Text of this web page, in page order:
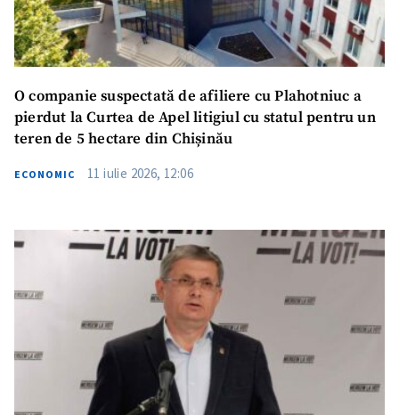
O companie suspectată de afiliere cu Plahotniuc a
pierdut la Curtea de Apel litigiul cu statul pentru un
teren de 5 hectare din Chișinău
ECONOMIC 11 iulie 2026, 12:06